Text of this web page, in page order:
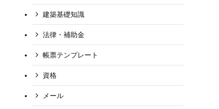
建築基礎知識
法律・補助金
帳票テンプレート
資格
メール